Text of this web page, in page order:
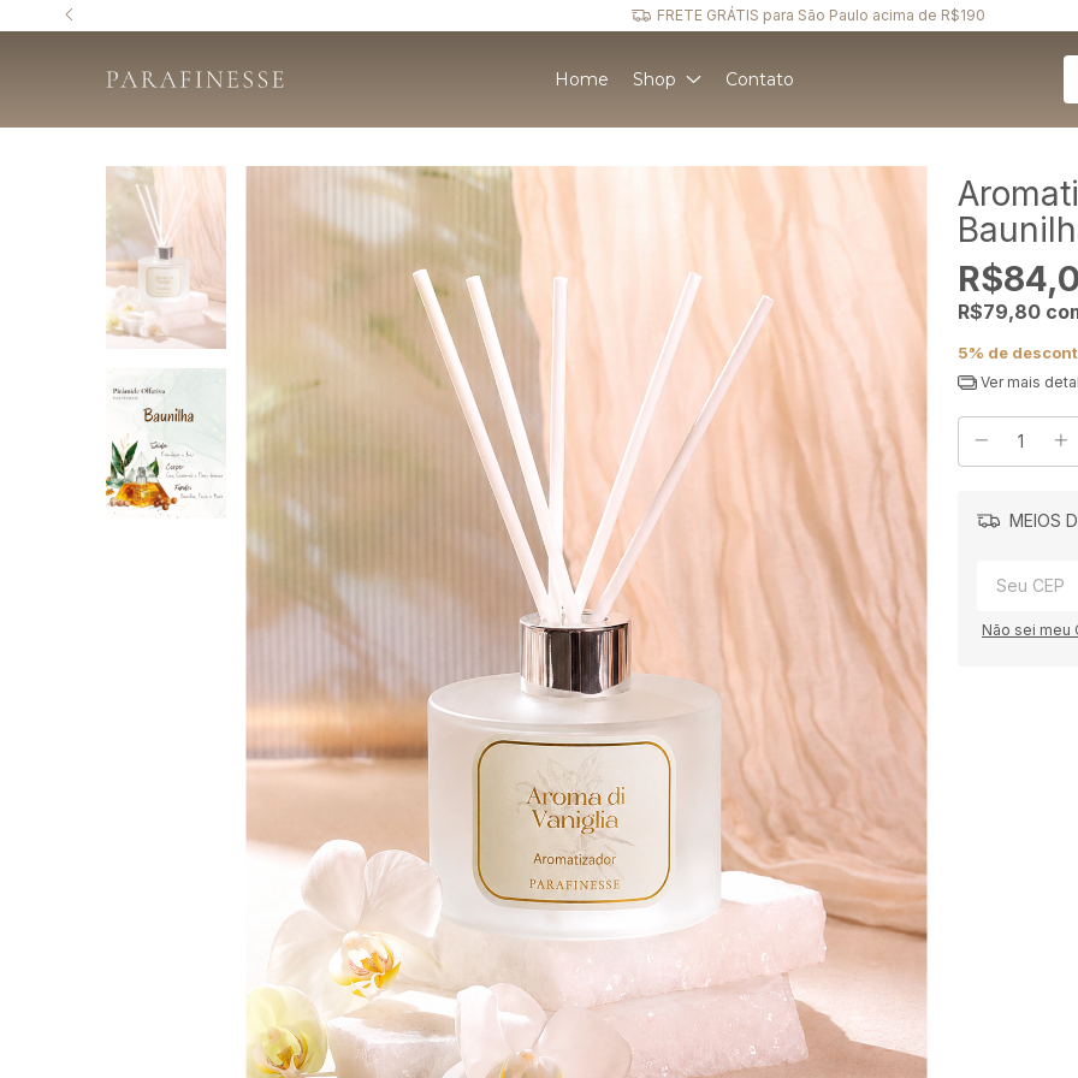
Ganhe 5% de DESCONTO no pagamento via PIX
Home Shop Contato
R$79,80
5% de
Ver mais
MEIOS
Não sei meu